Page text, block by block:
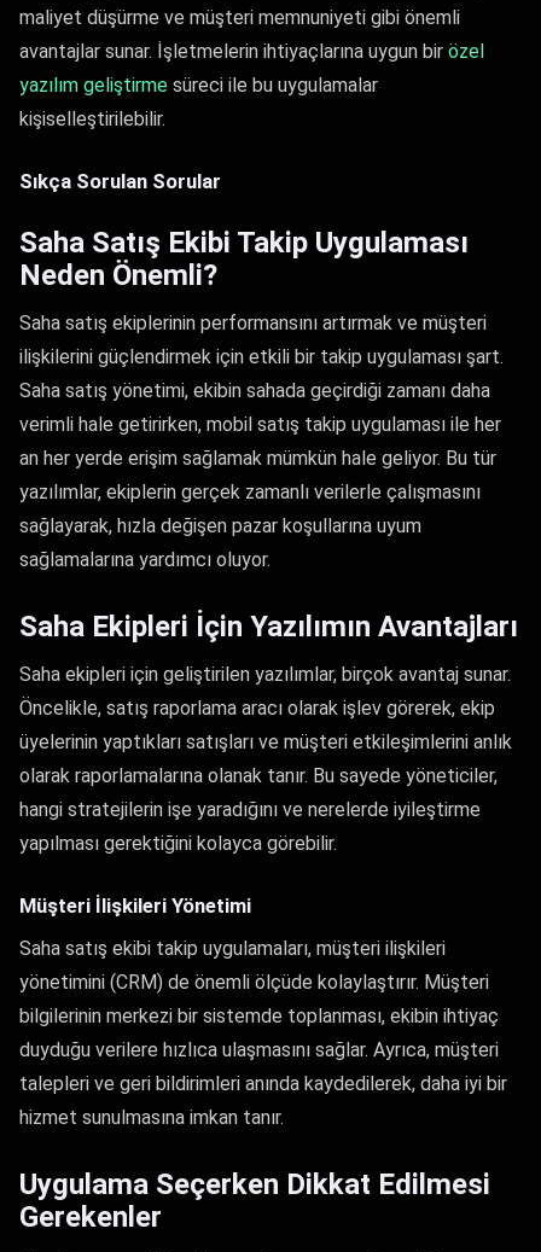
maliyet düşürme ve müşteri memnuniyeti gibi önemli
avantajlar sunar. İşletmelerin ihtiyaçlarına uygun bir özel
yazılım geliştirme süreci ile bu uygulamalar
kişiselleştirilebilir.
Sıkça Sorulan Sorular
Saha Satış Ekibi Takip Uygulaması
Neden Önemli?
Saha satış ekiplerinin performansını artırmak ve müşteri
ilişkilerini güçlendirmek için etkili bir takip uygulaması şart.
Saha satış yönetimi, ekibin sahada geçirdiği zamanı daha
verimli hale getirirken, mobil satış takip uygulaması ile her
an her yerde erişim sağlamak mümkün hale geliyor. Bu tür
yazılımlar, ekiplerin gerçek zamanlı verilerle çalışmasını
sağlayarak, hızla değişen pazar koşullarına uyum
sağlamalarına yardımcı oluyor.
Saha Ekipleri İçin Yazılımın Avantajları
Saha ekipleri için geliştirilen yazılımlar, birçok avantaj sunar.
Öncelikle, satış raporlama aracı olarak işlev görerek, ekip
üyelerinin yaptıkları satışları ve müşteri etkileşimlerini anlık
olarak raporlamalarına olanak tanır. Bu sayede yöneticiler,
hangi stratejilerin işe yaradığını ve nerelerde iyileştirme
yapılması gerektiğini kolayca görebilir.
Müşteri İlişkileri Yönetimi
Saha satış ekibi takip uygulamaları, müşteri ilişkileri
yönetimini (CRM) de önemli ölçüde kolaylaştırır. Müşteri
bilgilerinin merkezi bir sistemde toplanması, ekibin ihtiyaç
duyduğu verilere hızlıca ulaşmasını sağlar. Ayrıca, müşteri
talepleri ve geri bildirimleri anında kaydedilerek, daha iyi bir
hizmet sunulmasına imkan tanır.
Uygulama Seçerken Dikkat Edilmesi
Gerekenler